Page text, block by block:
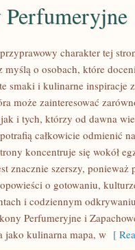
charakter tej
myślą o osobach, które
smaki i kulinarne inspiracje
może zainteresować
i tych, którzy od dawna
całkowicie odmienić
koncentruje się wokół
znacznie szerszy,
o gotowaniu,
i codziennym
Perfumeryjne i
jako kulinarna mapa, w [